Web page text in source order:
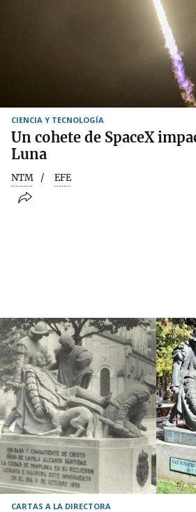
CIENCIA Y TECNOLOGÍA
Un cohete de SpaceX
Luna
NTM EFE
CARTAS A LA DIRECTORA